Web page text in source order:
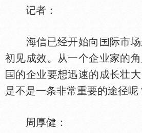
记者：
海信已经开始向
际市
初见成效。从一个企业家的
的企业要想迅速的成长壮
是不是一条非常重要的途径呢
周厚健：